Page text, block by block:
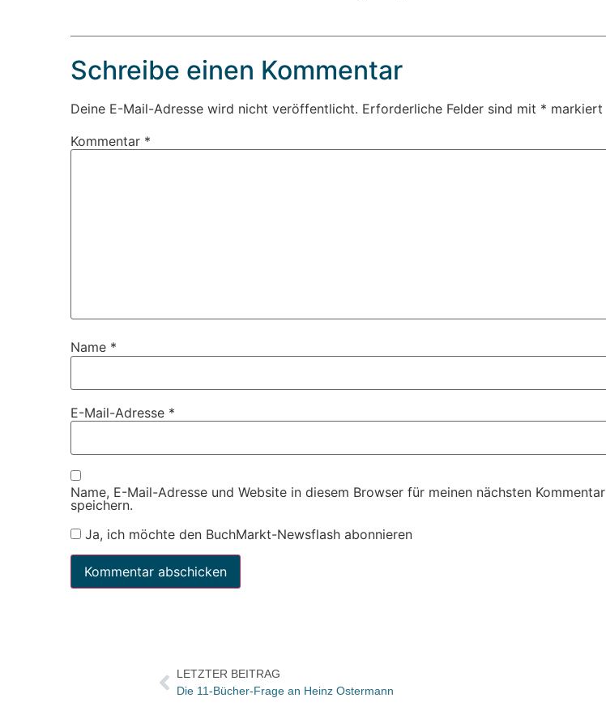
Schreibe einen Kommentar
Deine E-Mail-Adresse wird nicht veröffentlicht. Erforderliche Felder sind mit * markiert
Kommentar *
Name *
E-Mail-Adresse *
Name, E-Mail-Adresse und Website in diesem Browser für meinen nächsten Kommentar
speichern.
Ja, ich möchte den BuchMarkt-Newsflash abonnieren
LETZTER BEITRAG
Die 11-Bücher-Frage an Heinz Ostermann